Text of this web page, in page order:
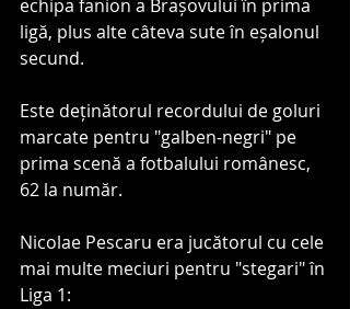
echipa fanion a Brașovului în prima
ligă, plus alte câteva sute în eșalonul
secund.
Este deținătorul recordului de goluri
marcate pentru "galben-negri" pe
prima scenă a fotbalului românesc,
62 la număr.
Nicolae Pescaru era jucătorul cu cele
mai multe meciuri pentru "stegari" în
Liga 1: